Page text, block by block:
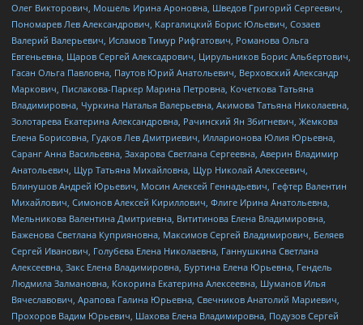
Олег Викторович, Мошель Ирина Ароновна, Шведов Григорий Сергеевич,
Пономарев Лев Александрович, Каргалицкий Борис Юльевич, Созаев
Валерий Валерьевич, Исламов Тимур Рифгатович, Романова Ольга
Евгеньевна, Щаров Сергей Алексадрович, Цирульников Борис Альбертович,
Гасан Ольга Павловна, Паутов Юрий Анатольевич, Верховский Александр
Маркович, Пислакова-Паркер Марина Петровна, Кочеткова Татьяна
Владимировна, Чуркина Наталья Валерьевна, Акимова Татьяна Николаевна,
Золотарева Екатерина Александровна, Рачинский Ян Збигневич, Жемкова
Елена Борисовна, Гудков Лев Дмитриевич, Илларионова Юлия Юрьевна,
Саранг Анна Васильевна, Захарова Светлана Сергеевна, Аверин Владимир
Анатольевич, Щур Татьяна Михайловна, Щур Николай Алексеевич,
Блинушов Андрей Юрьевич, Мосин Алексей Геннадьевич, Гефтер Валентин
Михайлович, Симонов Алексей Кириллович, Флиге Ирина Анатольевна,
Мельникова Валентина Дмитриевна, Вититинова Елена Владимировна,
Баженова Светлана Куприяновна, Максимов Сергей Владимирович, Беляев
Сергей Иванович, Голубева Елена Николаевна, Ганнушкина Светлана
Алексеевна, Закс Елена Владимировна, Буртина Елена Юрьевна, Гендель
Людмила Залмановна, Кокорина Екатерина Алексеевна, Шуманов Илья
Вячеславович, Арапова Галина Юрьевна, Свечников Анатолий Мариевич,
Прохоров Вадим Юрьевич, Шахова Елена Владимировна, Подузов Сергей